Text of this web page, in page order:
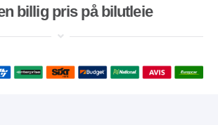
billig pris på bilutleie